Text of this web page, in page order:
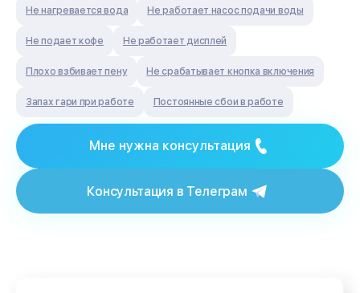
Не нагревается вода Не работает насос подачи воды
Не подает кофе Не работает дисплей
Плохо взбивает пену Не срабатывает кнопка включения
Запах гари при работе Постоянные сбои в работе
Мне нужна консультация
Консультация в Телеграм